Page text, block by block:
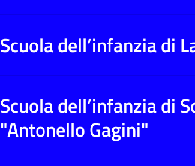
Scuola dell’infanzia di
Scuola dell’infanzia di
"Antonello Gagini"